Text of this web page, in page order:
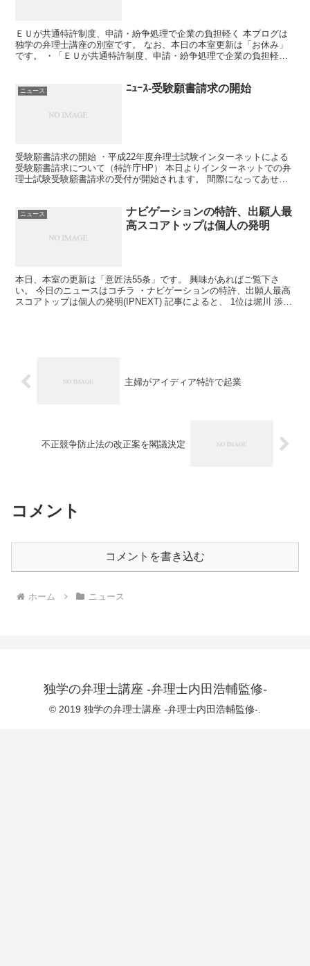
ＥＵが共通特許制度、申請・紛争処理で企業の負担軽く 本ブログは
独学の弁理士講座の別室です。 なお、本日の本室更新は「お休み」
です。 ・「ＥＵが共通特許制度、申請・紛争処理で企業の負担軽
ニュース ﾆｭｰｽ-受験願書請求の開始
受験願書請求の開始 ・平成22年度弁理士試験インターネットによる
受験願書請求について（特許庁HP） 本日よりインターネットでの弁
理士試験受験願書請求の受付が開始されます。 間際になってあせる
ニュース
ナビゲーションの特許、出願人最
高スコアトップは個人の発明
本日、本室の更新は「意匠法55条」です。 興味があればご覧下さ
い。 今日のニュースはコチラ ・ナビゲーションの特許、出願人最高
スコアトップは個人の発明(IPNEXT) 記事によると、 1位は堀川 渉氏
主婦がアイディア特許で起業
不正競争防止法の改正案を閣議決定
コメント
コメントを書き込む
ホーム ニュース
独学の弁理士講座 -弁理士内田浩輔監修-
© 2019 独学の弁理士講座 -弁理士内田浩輔監修-.